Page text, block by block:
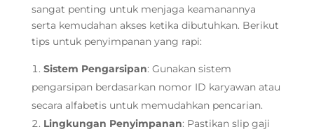
sangat penting untuk menjaga keamanannya
serta kemudahan akses ketika dibutuhkan. Berikut
tips untuk penyimpanan yang rapi:
Sistem Pengarsipan: Gunakan sistem
pengarsipan berdasarkan nomor ID karyawan atau
secara alfabetis untuk memudahkan pencarian.
Lingkungan Penyimpanan: Pastikan slip gaji